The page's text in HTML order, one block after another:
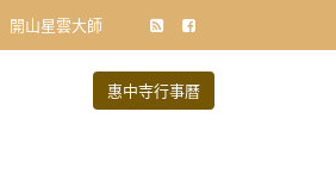
開山星雲大師
惠中寺行事曆